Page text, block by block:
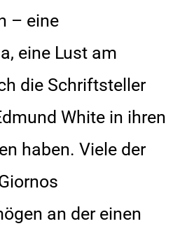
– eine
eine Lust am
die Schriftsteller
White in ihren
haben. Viele der
an der einen